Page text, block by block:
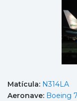
Matícula: N314LA
Aeronave: Boeing